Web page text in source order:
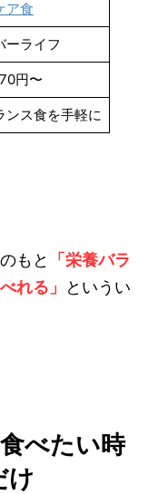
ア食
ーライフ
円〜
ンス食を手軽に
もと
「栄養バラ
れる」
というい
食べたい時
け